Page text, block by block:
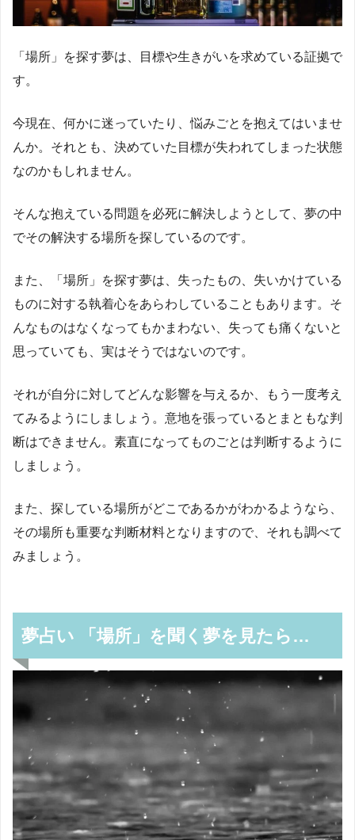
「場所」を探す夢は、目標や生きがいを求めている証拠で
す。
今現在、何かに迷っていたり、悩みごとを抱えてはいませ
んか。それとも、決めていた目標が失われてしまった状態
なのかもしれません。
そんな抱えている問題を必死に解決しようとして、夢の中
でその解決する場所を探しているのです。
また、「場所」を探す夢は、失ったもの、失いかけている
ものに対する執着心をあらわしていることもあります。そ
んなものはなくなってもかまわない、失っても痛くないと
思っていても、実はそうではないのです。
それが自分に対してどんな影響を与えるか、もう一度考え
てみるようにしましょう。意地を張っているとまともな判
断はできません。素直になってものごとは判断するように
しましょう。
また、探している場所がどこであるかがわかるようなら、
その場所も重要な判断材料となりますので、それも調べて
みましょう。
夢占い 「場所」を聞く夢を見たら…